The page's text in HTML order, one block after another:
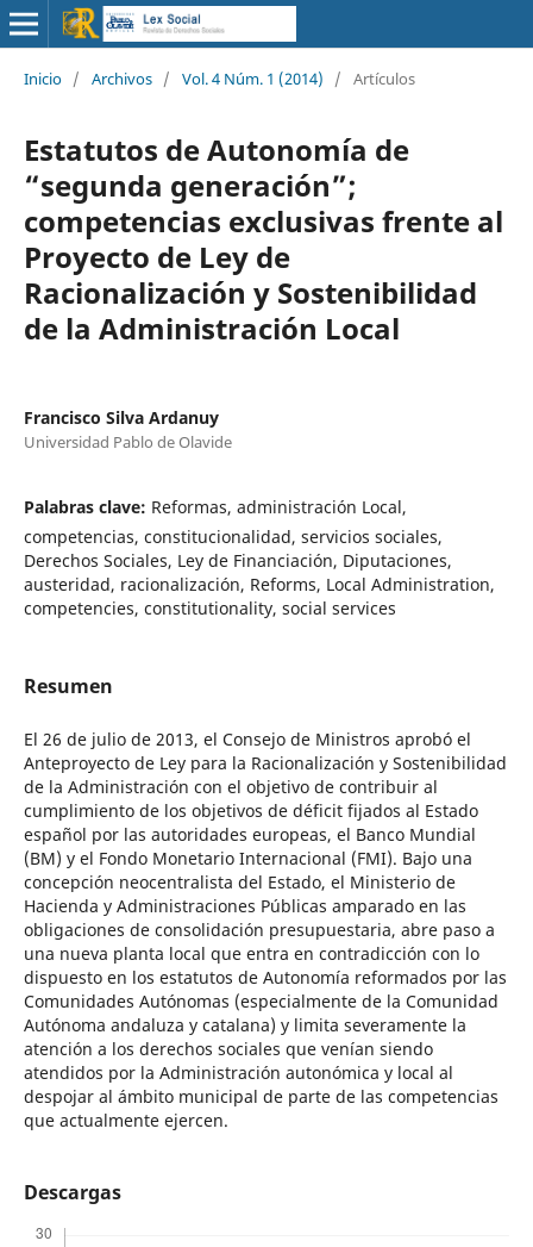
Inicio / Archivos / Vol. 4 Núm. 1 (2014) / Artículos
Estatutos de Autonomía de
“segunda generación”;
competencias exclusivas frente al
Proyecto de Ley de
Racionalización y Sostenibilidad
de la Administración Local
Francisco Silva Ardanuy
Universidad Pablo de Olavide
Palabras clave: Reformas, administración Local,
competencias, constitucionalidad, servicios sociales,
Derechos Sociales, Ley de Financiación, Diputaciones,
austeridad, racionalización, Reforms, Local Administration,
competencies, constitutionality, social services
Resumen
El 26 de julio de 2013, el Consejo de Ministros aprobó el
Anteproyecto de Ley para la Racionalización y Sostenibilidad
de la Administración con el objetivo de contribuir al
cumplimiento de los objetivos de déficit fijados al Estado
español por las autoridades europeas, el Banco Mundial
(BM) y el Fondo Monetario Internacional (FMI). Bajo una
concepción neocentralista del Estado, el Ministerio de
Hacienda y Administraciones Públicas amparado en las
obligaciones de consolidación presupuestaria, abre paso a
una nueva planta local que entra en contradicción con lo
dispuesto en los estatutos de Autonomía reformados por las
Comunidades Autónomas (especialmente de la Comunidad
Autónoma andaluza y catalana) y limita severamente la
atención a los derechos sociales que venían siendo
atendidos por la Administración autonómica y local al
despojar al ámbito municipal de parte de las competencias
que actualmente ejercen.
Descargas